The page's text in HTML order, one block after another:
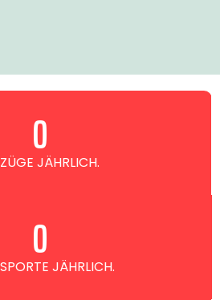
JÄHRLICH.
0
JÄHRLICH.
0